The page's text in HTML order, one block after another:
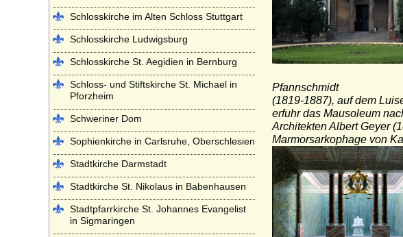
Pfannschmidt
(1819-1887), auf dem
erfuhr das Mausoleum
Architekten Albert Geyer
Marmorsarkophage von
Schlosskirche im Alten Schloss Stuttgart
Schlosskirche Ludwigsburg
Schlosskirche St. Aegidien in Bernburg
Schloss- und Stiftskirche St. Michael in
Pforzheim
Schweriner Dom
Sophienkirche in Carlsruhe, Oberschlesien
Stadtkirche Darmstadt
Stadtkirche St. Nikolaus in Babenhausen
Stadtpfarrkirche St. Johannes Evangelist
in Sigmaringen